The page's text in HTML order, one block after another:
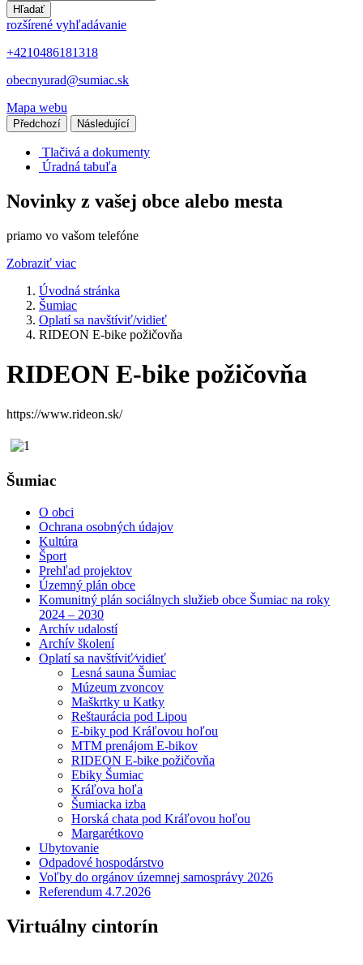
Hľadať
rozšírené vyhľadávanie
+4210486181318
obecnyurad@sumiac.sk
Mapa webu
Předchozí Následující
Tlačivá a dokumenty
Úradná tabuľa
Novinky z vašej obce alebo mesta
priamo vo vašom telefóne
Zobraziť viac
Úvodná stránka
Šumiac
Oplatí sa navštíviť/vidieť
RIDEON E-bike požičovňa
RIDEON E-bike požičovňa
https://www.rideon.sk/
Šumiac
O obci
Ochrana osobných údajov
Kultúra
Šport
Prehľad projektov
Územný plán obce
Komunitný plán sociálnych služieb obce Šumiac na roky
2024 – 2030
Archív udalostí
Archív školení
Oplatí sa navštíviť⁄vidieť
Lesná sauna Šumiac
Múzeum zvoncov
Maškrtky u Katky
Reštaurácia pod Lipou
E-biky pod Kráľovou hoľou
MTM prenájom E-bikov
RIDEON E-bike požičovňa
Ebiky Šumiac
Kráľova hoľa
Šumiacka izba
Horská chata pod Kráľovou hoľou
Margarétkovo
Ubytovanie
Odpadové hospodárstvo
Voľby do orgánov územnej samosprávy 2026
Referendum 4.7.2026
Virtuálny cintorín